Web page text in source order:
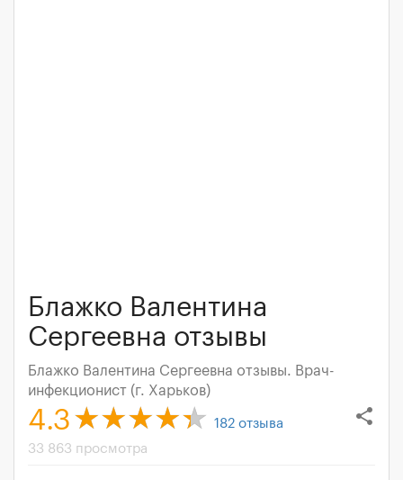
Блажко Валентина
Сергеевна отзывы
Блажко Валентина Сергеевна отзывы. Врач-
инфекционист (г. Харьков)
share
4.3 182 отзыва
33 863 просмотра